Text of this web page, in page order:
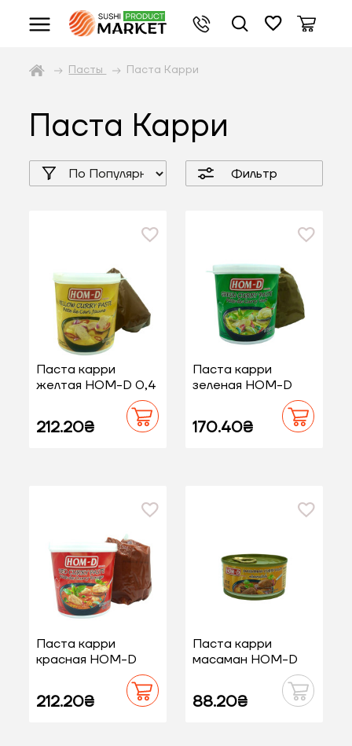
Пасты Паста Карри
Паста Карри
Фильтр
Паста карри
желтая НОМ-D 0,4
212.20₴
Паста карри
зеленая НОМ-D
170.40₴
Паста карри
красная НОМ-D
212.20₴
Паста карри
масаман НОМ-D
88.20₴